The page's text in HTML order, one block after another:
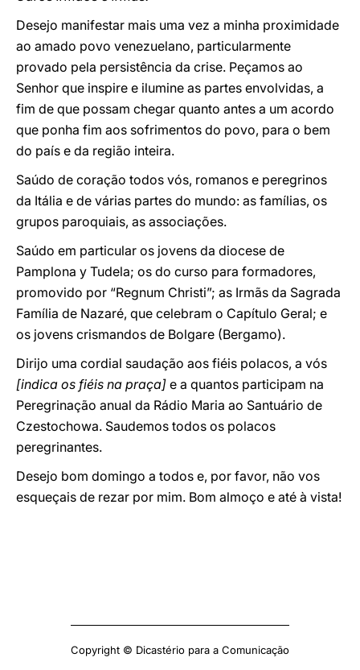
Desejo manifestar mais uma vez a minha proximidade
ao amado povo venezuelano, particularmente
provado pela persistência da crise. Peçamos ao
Senhor que inspire e ilumine as partes envolvidas, a
fim de que possam chegar quanto antes a um acordo
que ponha fim aos sofrimentos do povo, para o bem
do país e da região inteira.
Saúdo de coração todos vós, romanos e peregrinos
da Itália e de várias partes do mundo: as famílias, os
grupos paroquiais, as associações.
Saúdo em particular os jovens da diocese de
Pamplona y Tudela; os do curso para formadores,
promovido por “Regnum Christi”; as Irmãs da Sagrada
Família de Nazaré, que celebram o Capítulo Geral; e
os jovens crismandos de Bolgare (Bergamo).
Dirijo uma cordial saudação aos fiéis polacos, a vós
[indica os fiéis na praça] e a quantos participam na
Peregrinação anual da Rádio Maria ao Santuário de
Czestochowa. Saudemos todos os polacos
peregrinantes.
Desejo bom domingo a todos e, por favor, não vos
esqueçais de rezar por mim. Bom almoço e até à vista!
Copyright © Dicastério para a Comunicação